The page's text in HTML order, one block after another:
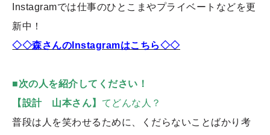
Instagramでは仕事のひとこまやプライベートなどを更
新中！
◇◇森さんのInstagramはこちら◇◇
■次の人を紹介してください！
【設計 山本さん】 てどんな人？
普段は人を笑わせるために、くだらないことばかり考